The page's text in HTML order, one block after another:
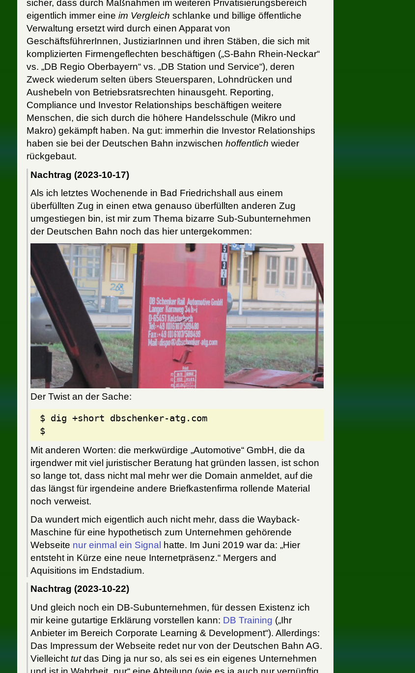
sicher, dass durch Maßnahmen im weiteren Privatisierungsbereich
eigentlich immer eineim Vergleich schlanke und billige öffentliche
Verwaltung ersetzt wird durch einen Apparat von
GeschäftsführerInnen, JustiziarInnen und ihren Stäben, die sich mit
komplizierten Firmengeflechten beschäftigen („S-Bahn Rhein-Neckar“
vs. „DB Regio Oberbayern“ vs. „DB Station und Service“), deren
Zweck wiederum selten übers Steuersparen, Lohndrücken und
Aushebeln von Betriebsratsrechten hinausgeht. Reporting,
Compliance und Investor Relationships beschäftigen weitere
Menschen, die sich durch die höhere Handelsschule (Mikro und
Makro) gekämpft haben. Na gut: immerhin die Investor Relationships
haben sie bei der Deutschen Bahn inzwischenhoffentlich wieder
rückgebaut.
Nachtrag (2023-10-17)
Als ich letztes Wochenende in Bad Friedrichshall aus einem
überfüllten Zug in einen etwa genauso überfüllten anderen Zug
umgestiegen bin, ist mir zum Thema bizarre Sub-Subunternehmen
der Deutschen Bahn noch das hier untergekommen:
Der Twist an der Sache:
$ dig +short dbschenker-atg.com
$
Mit anderen Worten: die merkwürdige „Automotive“ GmbH, die da
irgendwer mit viel juristischer Beratung hat gründen lassen, ist schon
so lange tot, dass nicht mal mehr wer die Domain anmeldet, auf die
das längst für irgendeine andere Briefkastenfirma rollende Material
noch verweist.
Da wundert mich eigentlich auch nicht mehr, dass die Wayback-
Maschine für eine hypothetisch zum Unternehmen gehörende
Webseite nur einmal ein Signal
hatte. Im Juni 2019 war da: „Hier
entsteht in Kürze eine neue Internetpräsenz.“ Mergers and
Aquisitions im Endstadium.
Nachtrag (2023-10-22)
Und gleich noch ein DB-Subunternehmen, für dessen Existenz ich
mir keine gutartige Erklärung vorstellen kann: DB Training („Ihr
Anbieter im Bereich Corporate Learning & Development“). Allerdings:
Das Impressum der Webseite redet nur von der Deutschen Bahn AG.
Vielleichttutdas Ding ja nur so, als sei es ein eigenes Unternehmen